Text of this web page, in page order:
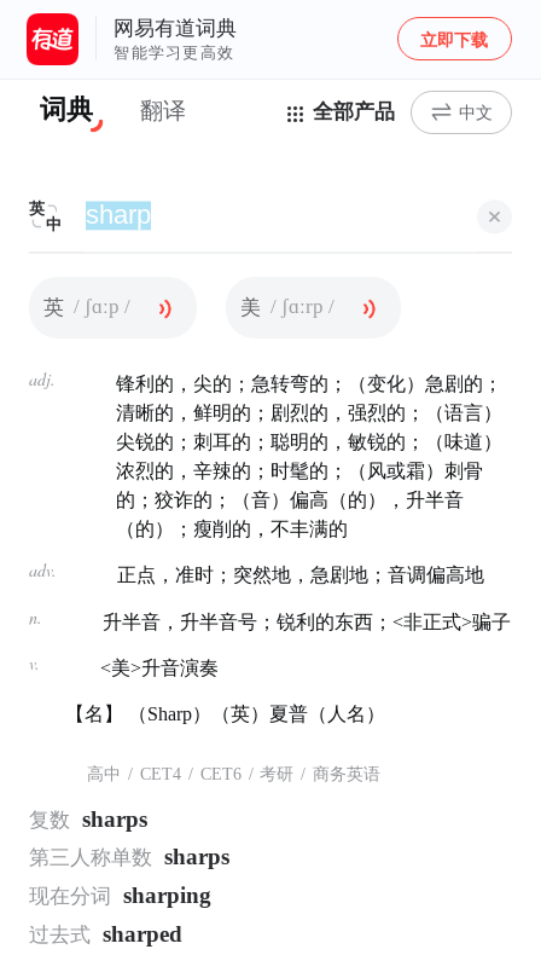
网易有道词典
智能学习更高效
立即下载
词典 翻译 全部产品 中文
英
中
英 / ʃɑːp / 美 / ʃɑːrp /
adj.
锋利的，尖的；急转弯的；（变化）急剧的；
清晰的，鲜明的；剧烈的，强烈的；（语言）
尖锐的；刺耳的；聪明的，敏锐的；（味道）
浓烈的，辛辣的；时髦的；（风或霜）刺骨
的；狡诈的；（音）偏高（的），升半音
（的）；瘦削的，不丰满的
adv. 正点，准时；突然地，急剧地；音调偏高地
n. 升半音，升半音号；锐利的东西；<非正式>骗子
v. <美>升音演奏
【名】 （Sharp）（英）夏普（人名）
高中 / CET4 / CET6 / 考研 / 商务英语
复数 sharps
第三人称单数 sharps
现在分词 sharping
过去式 sharped